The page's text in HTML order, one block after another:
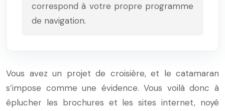
correspond à votre propre programme
de navigation.
Vous avez un projet de croisière, et le catamaran
s’impose comme une évidence. Vous voilà donc à
éplucher les brochures et les sites internet, noyé